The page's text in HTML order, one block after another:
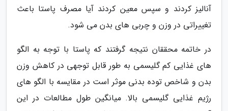
آنالیز کردند و سپس معین کردند آیا مصرف پاستا باعث
تغییراتی در وزن و چربی های بدن می شود.
در خاتمه محققان نتیجه گرفتند که پاستا با توجه به الگو
های غذایی کم گلیسمی به طور قابل توجهی در کاهش وزن
بدن و شاخص توده بدنی موثر است در مقایسه با الگو های
رژیم غذایی گلیسمی بالا. میانگین طول مطالعات در این